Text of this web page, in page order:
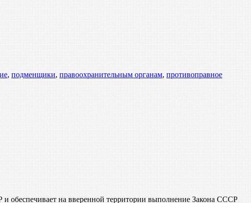
, подменщики, правоохранительным органам, противоправное
на вверенной территории выполнение Закона СССР